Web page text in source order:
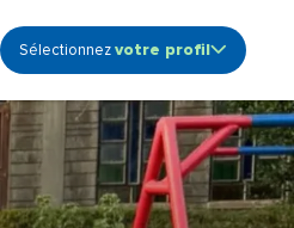
Sélectionnezvotre profil
Ouvrir le sous-menu profile
Audioprothésiste
Coordinateur de centre
Etudiant
Fonction Support -
Siège
Propriétaire de centre